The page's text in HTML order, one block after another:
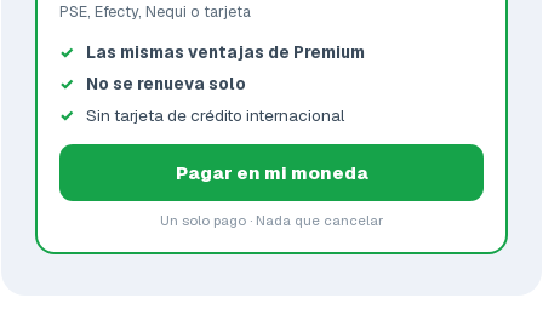
PSE, Efecty, Nequi o tarjeta
Las mismas ventajas de Premium
No se renueva solo
Sin tarjeta de crédito internacional
Pagar en mi moneda
Un solo pago · Nada que cancelar